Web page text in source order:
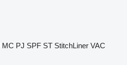
MC PJ SPF ST StitchLiner VAC